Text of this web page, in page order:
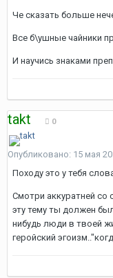
Че сказать больше
Все б\ушные чайники
И научись знаками
takt 0
Опубликовано: 15 мая
Походу это у тебя
Смотри аккуратней со
эту тему ты должен
нибудь люди в твоей
геройский